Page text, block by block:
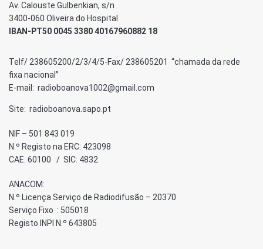
Av. Calouste Gulbenkian, s/n
3400-060 Oliveira do Hospital
IBAN-PT50 0045 3380 40167960882 18
Telf/ 238605200/2/3/4/5-Fax/ 238605201 “chamada da rede
fixa nacional”
E-mail: radioboanova1002@gmail.com
Site: radioboanova.sapo.pt
NIF – 501 843 019
N.º Registo na ERC: 423098
CAE: 60100 / SIC: 4832
ANACOM:
N.º Licença Serviço de Radiodifusão – 20370
Serviço Fixo : 505018
Registo INPI N.º 643805